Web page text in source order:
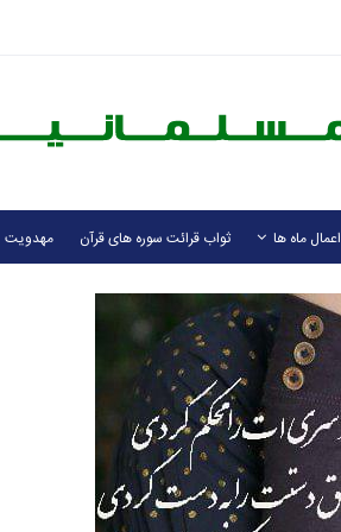
اعمال ماه ها ثواب قرائت سوره های قرآن مهدویت